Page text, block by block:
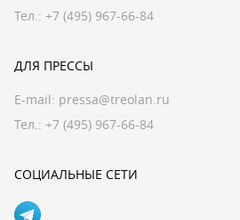
Тел.: +7 (495) 967-66-84
ДЛЯ ПРЕССЫ
E-mail: pressa@treolan.ru
Тел.: +7 (495) 967-66-84
СОЦИАЛЬНЫЕ СЕТИ